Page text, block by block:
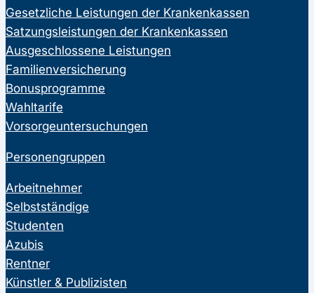
Gesetzliche Leistungen der Krankenkassen
Satzungsleistungen der Krankenkassen
Ausgeschlossene Leistungen
Familienversicherung
Bonusprogramme
Wahltarife
Vorsorgeuntersuchungen
Personengruppen
Arbeitnehmer
Selbstständige
Studenten
Azubis
Rentner
Künstler & Publizisten